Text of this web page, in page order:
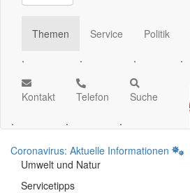
Themen
.
Service
.
Politik
.
.
Kontakt
.
Telefon
.
Suche
.
Coronavirus: Aktuelle Informationen
Umwelt und Natur
Servicetipps